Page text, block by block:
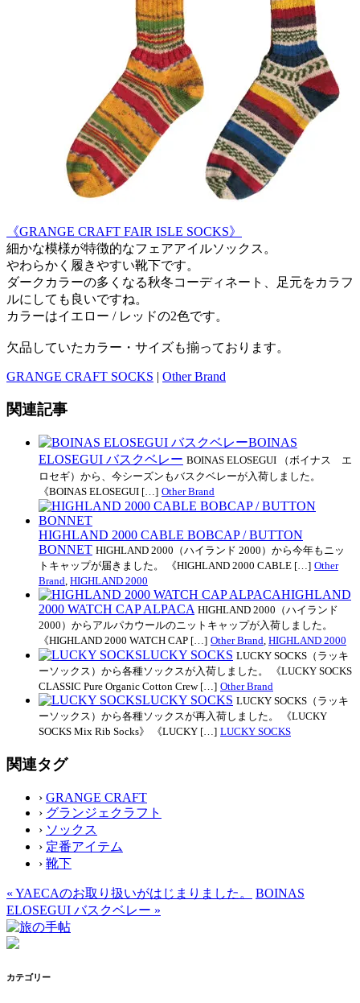
《GRANGE CRAFT FAIR ISLE SOCKS》
細かな模様が特徴的なフェアアイルソックス。
やわらかく履きやすい靴下です。
ダークカラーの多くなる秋冬コーディネート、足元をカラフ
ルにしても良いですね。
カラーはイエロー / レッドの2色です。
欠品していたカラー・サイズも揃っております。
GRANGE CRAFT SOCKS | Other Brand
関連記事
BOINAS
ELOSEGUI バスクベレー BOINAS ELOSEGUI （ボイナス エ
ロセギ）から、今シーズンもバスクベレーが入荷しました。
《BOINAS ELOSEGUI […] Other Brand
HIGHLAND 2000 CABLE BOBCAP / BUTTON
BONNET HIGHLAND 2000（ハイランド 2000）から今年もニッ
トキャップが届きました。 《HIGHLAND 2000 CABLE […] Other
Brand, HIGHLAND 2000
HIGHLAND
2000 WATCH CAP ALPACA HIGHLAND 2000（ハイランド
2000）からアルパカウールのニットキャップが入荷しました。
《HIGHLAND 2000 WATCH CAP […] Other Brand, HIGHLAND 2000
LUCKY SOCKS LUCKY SOCKS（ラッキ
ーソックス）から各種ソックスが入荷しました。 《LUCKY SOCKS
CLASSIC Pure Organic Cotton Crew […] Other Brand
LUCKY SOCKS LUCKY SOCKS（ラッキ
ーソックス）から各種ソックスが再入荷しました。 《LUCKY
SOCKS Mix Rib Socks》 《LUCKY […] LUCKY SOCKS
関連タグ
› GRANGE CRAFT
› グランジェクラフト
› ソックス
› 定番アイテム
› 靴下
« YAECAのお取り扱いがはじまりました。
BOINAS
ELOSEGUI バスクベレー »
カテゴリー